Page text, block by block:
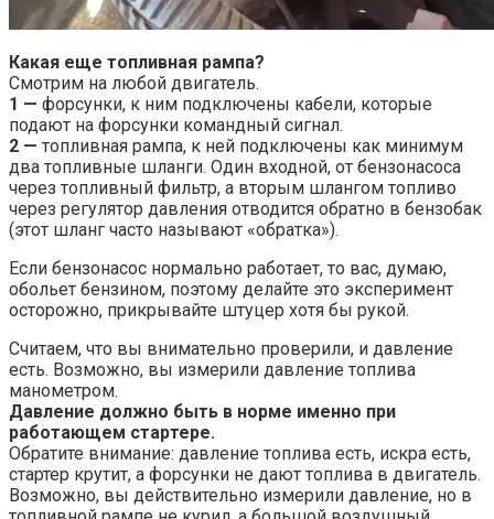
Какая еще топливная рампа?
Смотрим на любой двигатель.
1 — форсунки, к ним подключены кабели, которые
подают на форсунки командный сигнал.
2 — топливная рампа, к ней подключены как минимум
два топливные шланги. Один входной, от бензонасоса
через топливный фильтр, а вторым шлангом топливо
через регулятор давления отводится обратно в бензобак
(этот шланг часто называют «обратка»).
Если бензонасос нормально работает, то вас, думаю,
обольет бензином, поэтому делайте это эксперимент
осторожно, прикрывайте штуцер хотя бы рукой.
Считаем, что вы внимательно проверили, и давление
есть. Возможно, вы измерили давление топлива
манометром.
Давление должно быть в норме именно при
работающем стартере.
Обратите внимание: давление топлива есть, искра есть,
стартер крутит, а форсунки не дают топлива в двигатель.
Возможно, вы действительно измерили давление, но в